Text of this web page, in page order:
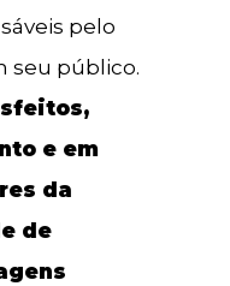
pelo
seu público.
e em
da
de